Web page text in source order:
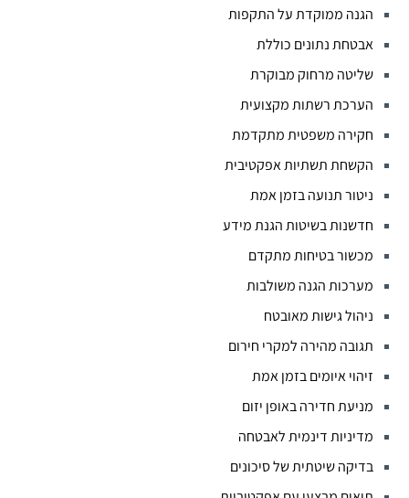
הגנה ממוקדת על התקפות
אבטחת נתונים כוללת
שליטה מרחוק מבוקרת
הערכת רשתות מקצועית
חקירה משפטית מתקדמת
הקשחת תשתיות אפקטיבית
ניטור תנועה בזמן אמת
חדשנות בשיטות הגנת מידע
מכשור בטיחות מתקדם
מערכות הגנה משולבות
ניהול גישות מאובטח
תגובה מהירה למקרי חירום
זיהוי איומים בזמן אמת
מניעת חדירה באופן יזום
מדיניות דינמית לאבטחה
בדיקה שיטתית של סיכונים